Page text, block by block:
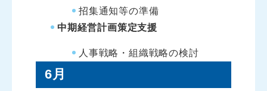
招集通知等の準備
中期経営計画策定支援
人事戦略・組織戦略の検討
6月